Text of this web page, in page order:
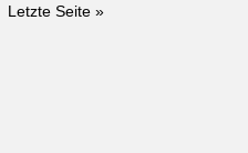
Letzte Seite »